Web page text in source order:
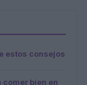
estos consejos
bien en